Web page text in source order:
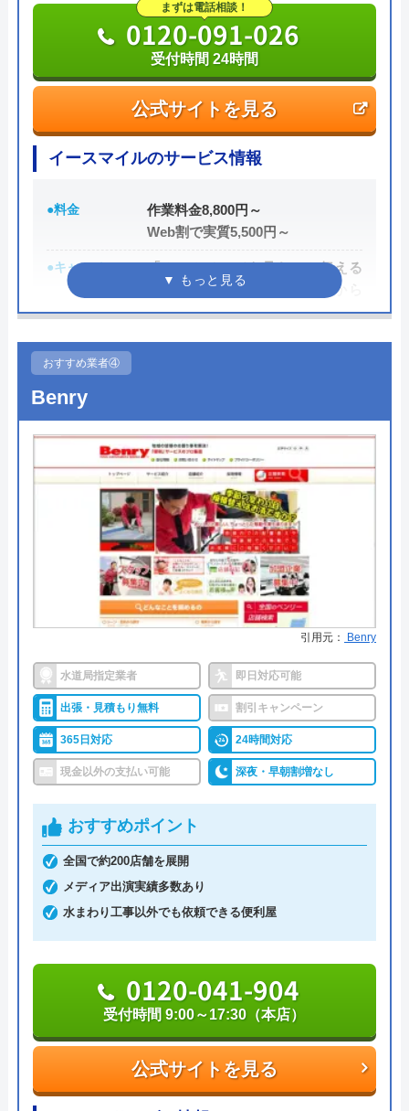
公式サイトを見る
0120-742-190
公式サイトを見る
まずは電話相談！
0120-091-026
受付時間 24時間
イースマイルのサービス情報
●料金
作業料金8,800円～
Web割で実質5,500円～
●キャンペーン
「ホームページを見た」と伝える
だけで、WEB割で作業料金から
3,000円割引！
●駆けつけ時間 最短20分
●定休日 年中無休
●出張見積もり 出張・見積もり無料
●支払い方法
現金、銀行振込、モバイル、後払
い決済、クレジットカード
●累計実績
年間25万件、累計500万件の修理交
換実績
●保証・保険
工事保証12年・商品保証10年(最
大)
詳細は公式HPでご確認ください
イースマイルがおすすめの理由
イースマイルは対応する自治体で適切な工事ができ
ると認められている水道局指定業者です。
土日祝日・深夜早朝含む24時間365日、いつ相談し
ても割増料金がかからず、作業が始まるまでは一切
費用がかからないかなり信頼できる業者です。
管、給湯器や蛇口の修理交換まで水回りのことなら
何でも相談できます。
電話で「ホームページを見た」と伝えるだけで3,000
円割引なので、相談する際は電話で相談し、忘れず
おすすめ業者④
Benry
引用元： Benry
水道局指定業者 即日対応可能
出張・見積もり無料 割引キャンペーン
365日対応 24時間対応
現金以外の支払い可能 深夜・早朝割増なし
おすすめポイント
全国で約200店舗を展開
メディア出演実績多数あり
水まわり工事以外でも依頼できる便利屋
公式サイトを見る
0120-041-904
受付時間 9:00～17:30（本店）